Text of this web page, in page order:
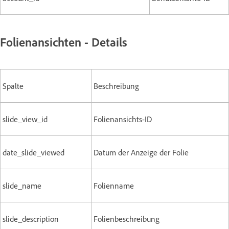
Folienansichten - Details
Spalte Beschreibung
slide_view_id Folienansichts-ID
date_slide_viewed Datum der Anzeige der Folie
slide_name Folienname
slide_description Folienbeschreibung